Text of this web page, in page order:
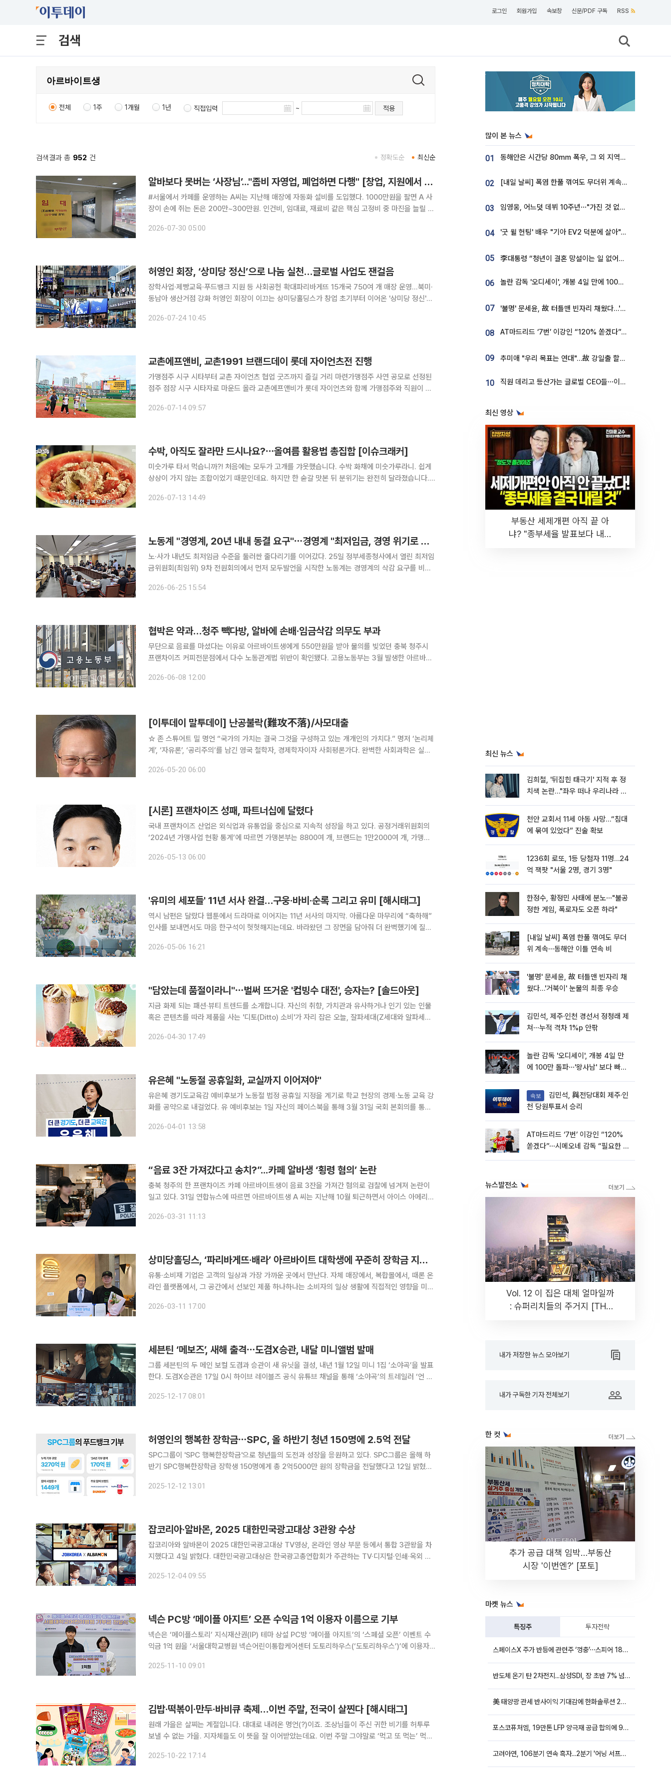
로그인 회원가입 속보창 신문/PDF 구독 RSS
검색
전체 1주 1개월 1년 직접입력 ~ 적용
검색결과 총 952 건 최신순
정확도순
알바보다 못버는 ‘사장님’..."좀비 자영업, 폐업하면 다행" [창업, 지원에서 출구전략으로]
#서울에서 카페를 운영하는 A씨는 지난해 매장에 자동화 설비를 도입했다. 1000만원을 팔면 A 사
장이 손에 쥐는 돈은 200만~300만원. 인건비, 임대료, 재료비 같은 핵심 고정비 중 마진을 늘릴 수
트생을 한 명을 고용할 때 비슷한 돈이 들어가는 점을 고
2026-07-30 05:00
허영인 회장, ‘상미당 정신’으로 나눔 실천…글로벌 사업도 잰걸음
장학사업·제빵교육·푸드뱅크 지원 등 사회공헌 확대파리바게뜨 15개국 750여 개 매장 운영…북미·
동남아 생산거점 강화 허영인 회장이 이끄는 상미당홀딩스가 창업 초기부터 이어온 '상미당 정신'을
2026-07-24 10:45
교촌에프앤비, 교촌1991 브랜드데이 롯데 자이언츠전 진행
가맹점주 시구 시타부터 교촌 자이언츠 협업 굿즈까지 즐길 거리 마련가맹점주 사연 공모로 선정된
점주 점장 시구 시타자로 마운드 올라 교촌에프앤비가 롯데 자이언츠와 함께 가맹점주와 직원이 참
14일 부산 사직야구장에서 '교촌1991 브랜드데이'를 열고 현장을 찾은
2026-07-14 09:57
수박, 아직도 잘라만 드시나요?⋯올여름 활용법 총집합 [이슈크래커]
미숫가루 타서 먹습니까?! 처음에는 모두가 고개를 갸웃했습니다. 수박 화채에 미숫가루라니. 쉽게
상상이 가지 않는 조합이었기 때문인데요. 하지만 한 숟갈 맛본 뒤 분위기는 완전히 달라졌습니다.
예능 ‘놀면 뭐하니?’에서 소개된 ‘구미식 수박 화채’
2026-07-13 14:49
노동계 "경영계, 20년 내내 동결 요구"⋯경영계 "최저임금, 경영 위기로 내몰아"
노·사가 내년도 최저임금 수준을 둘러싼 줄다리기를 이어갔다. 25일 정부세종청사에서 열린 최저임
금위원회(최임위) 9차 전원회의에서 먼저 모두발언을 시작한 노동계는 경영계의 삭감 요구를 비판
최저임금이 3480원일 때부터 현재에 이르기까지 20여 년의 세월
2026-06-25 15:54
협박은 약과…청주 빽다방, 알바에 손배·임금삭감 의무도 부과
무단으로 음료를 마셨다는 이유로 아르바이트생에게 550만원을 받아 물의를 빚었던 충북 청주시
프랜차이즈 커피전문점에서 다수 노동관계법 위반이 확인됐다. 고용노동부는 3월 발생한 아르바이
를 8일 발표했다. 해당 가맹점은 아르바이트생이 무단으로 음료를 마셨다는 이
2026-06-08 12:00
[이투데이 말투데이] 난공불락(難攻不落)/사모대출
☆ 존 스튜어트 밀 명언 “국가의 가치는 결국 그것을 구성하고 있는 개개인의 가치다.” 명저 ‘논리체
계’, ‘자유론’, ‘공리주의’를 남긴 영국 철학자, 경제학자이자 사회평론가다. 완벽한 사회과학은 실험
그의 공리주의는 스승인 벤담으로부터 물려받았지만, 생시
2026-05-20 06:00
[시론] 프랜차이즈 성패, 파트너십에 달렸다
국내 프랜차이즈 산업은 외식업과 유통업을 중심으로 지속적 성장을 하고 있다. 공정거래위원회의
‘2024년 가맹사업 현황 통계’에 따르면 가맹본부는 8800여 개, 브랜드는 1만2000여 개, 가맹점
성장과 함께 지속적 관심을 받은 것은 프랜차이즈 본부
2026-05-13 06:00
'유미의 세포들' 11년 서사 완결…구웅·바비·순록 그리고 유미 [해시태그]
역시 남편은 달랐다 웹툰에서 드라마로 이어지는 11년 서사의 마지막. 아름다운 마무리에 “축하해”
인사를 보내면서도 마음 한구석이 헛헛해지는데요. 바라왔던 그 장면을 담아줘 더 완벽했기에 질척
들’이 원작인데요. 네이버 웹툰의 대표 로맨스 명작 중
2026-05-06 16:21
"담았는데 품절이라니"⋯벌써 뜨거운 '컵빙수 대전', 승자는? [솔드아웃]
지금 화제 되는 패션·뷰티 트렌드를 소개합니다. 자신의 취향, 가치관과 유사하거나 인기 있는 인물
혹은 콘텐츠를 따라 제품을 사는 '디토(Ditto) 소비'가 자리 잡은 오늘, 잘파세대(Z세대와 알파세대
다가도 해가 진 후엔 10도 아래로 뚝 떨어져 쌀쌀한
2026-04-30 17:49
유은혜 "노동절 공휴일화, 교실까지 이어져야"
유은혜 경기도교육감 예비후보가 노동절 법정 공휴일 지정을 계기로 학교 현장의 경제·노동 교육 강
화를 공약으로 내걸었다. 유 예비후보는 1일 자신의 페이스북을 통해 3월 31일 국회 본회의를 통과
2026-04-01 13:58
“음료 3잔 가져갔다고 송치?”...카페 알바생 ‘횡령 혐의’ 논란
충북 청주의 한 프랜차이즈 카페 아르바이트생이 음료 3잔을 가져간 혐의로 검찰에 넘겨져 논란이
일고 있다. 31일 연합뉴스에 따르면 아르바이트생 A 씨는 지난해 10월 퇴근하면서 아이스 아메리카
치됐다. 경찰은 금액과 관계없이 범죄 혐의가 인정된다고 판단했
2026-03-31 11:13
상미당홀딩스, ‘파리바게뜨·배라’ 아르바이트 대학생에 꾸준히 장학금 지원[CSR, 기업의 온기③]
유통·소비재 기업은 고객의 일상과 가장 가까운 곳에서 만난다. 자체 매장에서, 복합몰에서, 때론 온
라인 플랫폼에서, 그 공간에서 선보인 제품 하나하나는 소비자의 일상 생활에 직접적인 영향을 미친
음을 자연스럽게 여는 기폭제가 된다. 본지는 긴 겨울을 뚫고 따
2026-03-11 17:00
세븐틴 ‘메보즈’, 새해 출격⋯도겸X승관, 내달 미니앨범 발매
그룹 세븐틴의 두 메인 보컬 도겸과 승관이 새 유닛을 결성, 내년 1월 12일 미니 1집 ‘소야곡’을 발표
한다. 도겸X승관은 17일 0시 하이브 레이블즈 공식 유튜브 채널을 통해 ‘소야곡’의 트레일러 ‘언 오
궤적에 선 연인들의 이야기가 담겼
2025-12-17 08:01
허영인의 행복한 장학금⋯SPC, 올 하반기 청년 150명에 2.5억 전달
SPC그룹이 'SPC 행복한장학금'으로 청년들의 도전과 성장을 응원하고 있다. SPC그룹은 올해 하
반기 SPC행복한장학금 장학생 150명에게 총 2억5000만 원의 장학금을 전달했다고 12일 밝혔다.
장 뜻에 따라 매장에서 근무하는 대학생 아르바이트 직원
2025-12-12 13:01
잡코리아·알바몬, 2025 대한민국광고대상 3관왕 수상
잡코리아와 알바몬이 2025 대한민국광고대상 TV영상, 온라인 영상 부문 등에서 통합 3관왕을 차
지했다고 4일 밝혔다. 대한민국광고대상은 한국광고총연합회가 주관하는 TV·디지털·인쇄·옥외 등
대상으로 현업 광고인과 학계 교수, 전문 심사위원단이 각 작품
2025-12-04 09:55
넥슨 PC방 ‘메이플 아지트’ 오픈 수익금 1억 이용자 이름으로 기부
넥슨은 ‘메이플스토리’ 지식재산권(IP) 테마 상설 PC방 ‘메이플 아지트’의 ‘스페셜 오픈’ 이벤트 수
익금 1억 원을 ‘서울대학교병원 넥슨어린이통합케어센터 도토리하우스(‘도토리하우스’)’에 이용자
픈’은 ‘메이플 아지트’ 정식 오픈을 기념해 21인의
2025-11-10 09:01
김밥·떡볶이·만두·바비큐 축제…이번 주말, 전국이 살찐다 [해시태그]
원래 가을은 살찌는 계절입니다. 대대로 내려온 명언(?)이죠. 조상님들이 주신 귀한 비기를 허투루
보낼 수 없는 가을. 지자체들도 이 뜻을 잘 이어받았는데요. 이번 주말 그야말로 ‘먹고 또 먹는’ 먹거
화물 파티가 아쉬운 이들을 위해 바비큐도 등판합니다
2025-10-22 17:14
많이 본 뉴스
01 동해안은 시간당 80㎜ 폭우, 그 외 지역은 폭염…‘극과 극 날씨’
02 [내일 날씨] 폭염 한풀 꺾여도 무더위 계속⋯동해안 이틀 연속 비
03 임영웅, 어느덧 데뷔 10주년⋯"가진 것 없던 시절, 내 앞엔 20명의 팬뿐"
04 '굿 윌 헌팅' 배우 "기아 EV2 덕분에 살아"…교통사고 후 안전성 극찬
05 李대통령 “청년이 결혼 망설이는 일 없어야...제도상 불이익 조사”
06 놀란 감독 '오디세이', 개봉 4일 만에 100만 돌파⋯'왕사남' 보다 빠르다
07 '불명' 문세윤, 故 터틀맨 빈자리 채웠다…'거북이' 눈물의 최종 우승
08 AT마드리드 ‘7번’ 이강인 “120% 쏟겠다”⋯시메오네 감독 “필요한 선수”
09 추미애 "우리 목표는 연대"…故 강일출 할머니 흉상 제막
10 직원 데리고 등산가는 글로벌 CEO들⋯이유 있었네
최신 영상
부동산 세제개편 아직 끝 아
냐? "종부세율 발표보다 내릴
최신 뉴스
김희철, '뒤집힌 태극기' 지적 후 정
치색 논란…"좌우 떠나 우리나라 국
천안 교회서 11세 아동 사망…“침대
에 묶여 있었다” 진술 확보
1236회 로또, 1등 당첨자 11명…24
억 잭팟 "서울 2명, 경기 3명"
한정수, 황정민 사태에 분노⋯"불공
정한 게임, 폭로자도 오픈 하라"
[내일 날씨] 폭염 한풀 꺾여도 무더
위 계속⋯동해안 이틀 연속 비
'불명' 문세윤, 故 터틀맨 빈자리 채
웠다…'거북이' 눈물의 최종 우승
김민석, 제주·인천 경선서 정청래 제
쳐⋯누적 격차 1%p 안팎
놀란 감독 '오디세이', 개봉 4일 만
에 100만 돌파⋯'왕사남' 보다 빠르
속보
천 당원투표서 승리
AT마드리드 ‘7번’ 이강인 “120%
쏟겠다”⋯시메오네 감독 “필요한 선
뉴스발전소
Vol. 12 이 집은 대체 얼마일까
: 슈퍼리치들의 주거지 [THE
내가 저장한 뉴스 모아보기
내가 구독한 기자 전체보기
한 컷
추가 공급 대책 임박…부동산
시장 '이번엔?' [포토]
마켓 뉴스
특징주 투자전략
스페이스X 주가 반등에 관련주 ‘껑충’⋯스피어 18%ㆍ에이치브이엠 12%↑
반도체 온기 탄 2차전지...삼성SDI, 장 초반 7% 넘게 껑충
美 태양광 관세 반사이익 기대감에 한화솔루션 20%대·OCI홀딩스 14%대 급등
포스코퓨처엠, 19만톤 LFP 양극재 공급 합의에 9%대 강세
고려아연, 106분기 연속 흑자...2분기 '어닝 서프라이즈'에 장 초반 12%대 강세